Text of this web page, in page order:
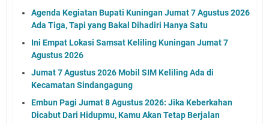
Agenda Kegiatan Bupati Kuningan Jumat 7 Agustus 2026
Ada Tiga, Tapi yang Bakal Dihadiri Hanya Satu
Ini Empat Lokasi Samsat Keliling Kuningan Jumat 7
Agustus 2026
Jumat 7 Agustus 2026 Mobil SIM Keliling Ada di
Kecamatan Sindangagung
Embun Pagi Jumat 8 Agustus 2026: Jika Keberkahan
Dicabut Dari Hidupmu, Kamu Akan Tetap Berjalan